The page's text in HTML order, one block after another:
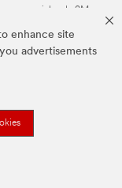
enhance site
advertisements
comerciales de 3M.